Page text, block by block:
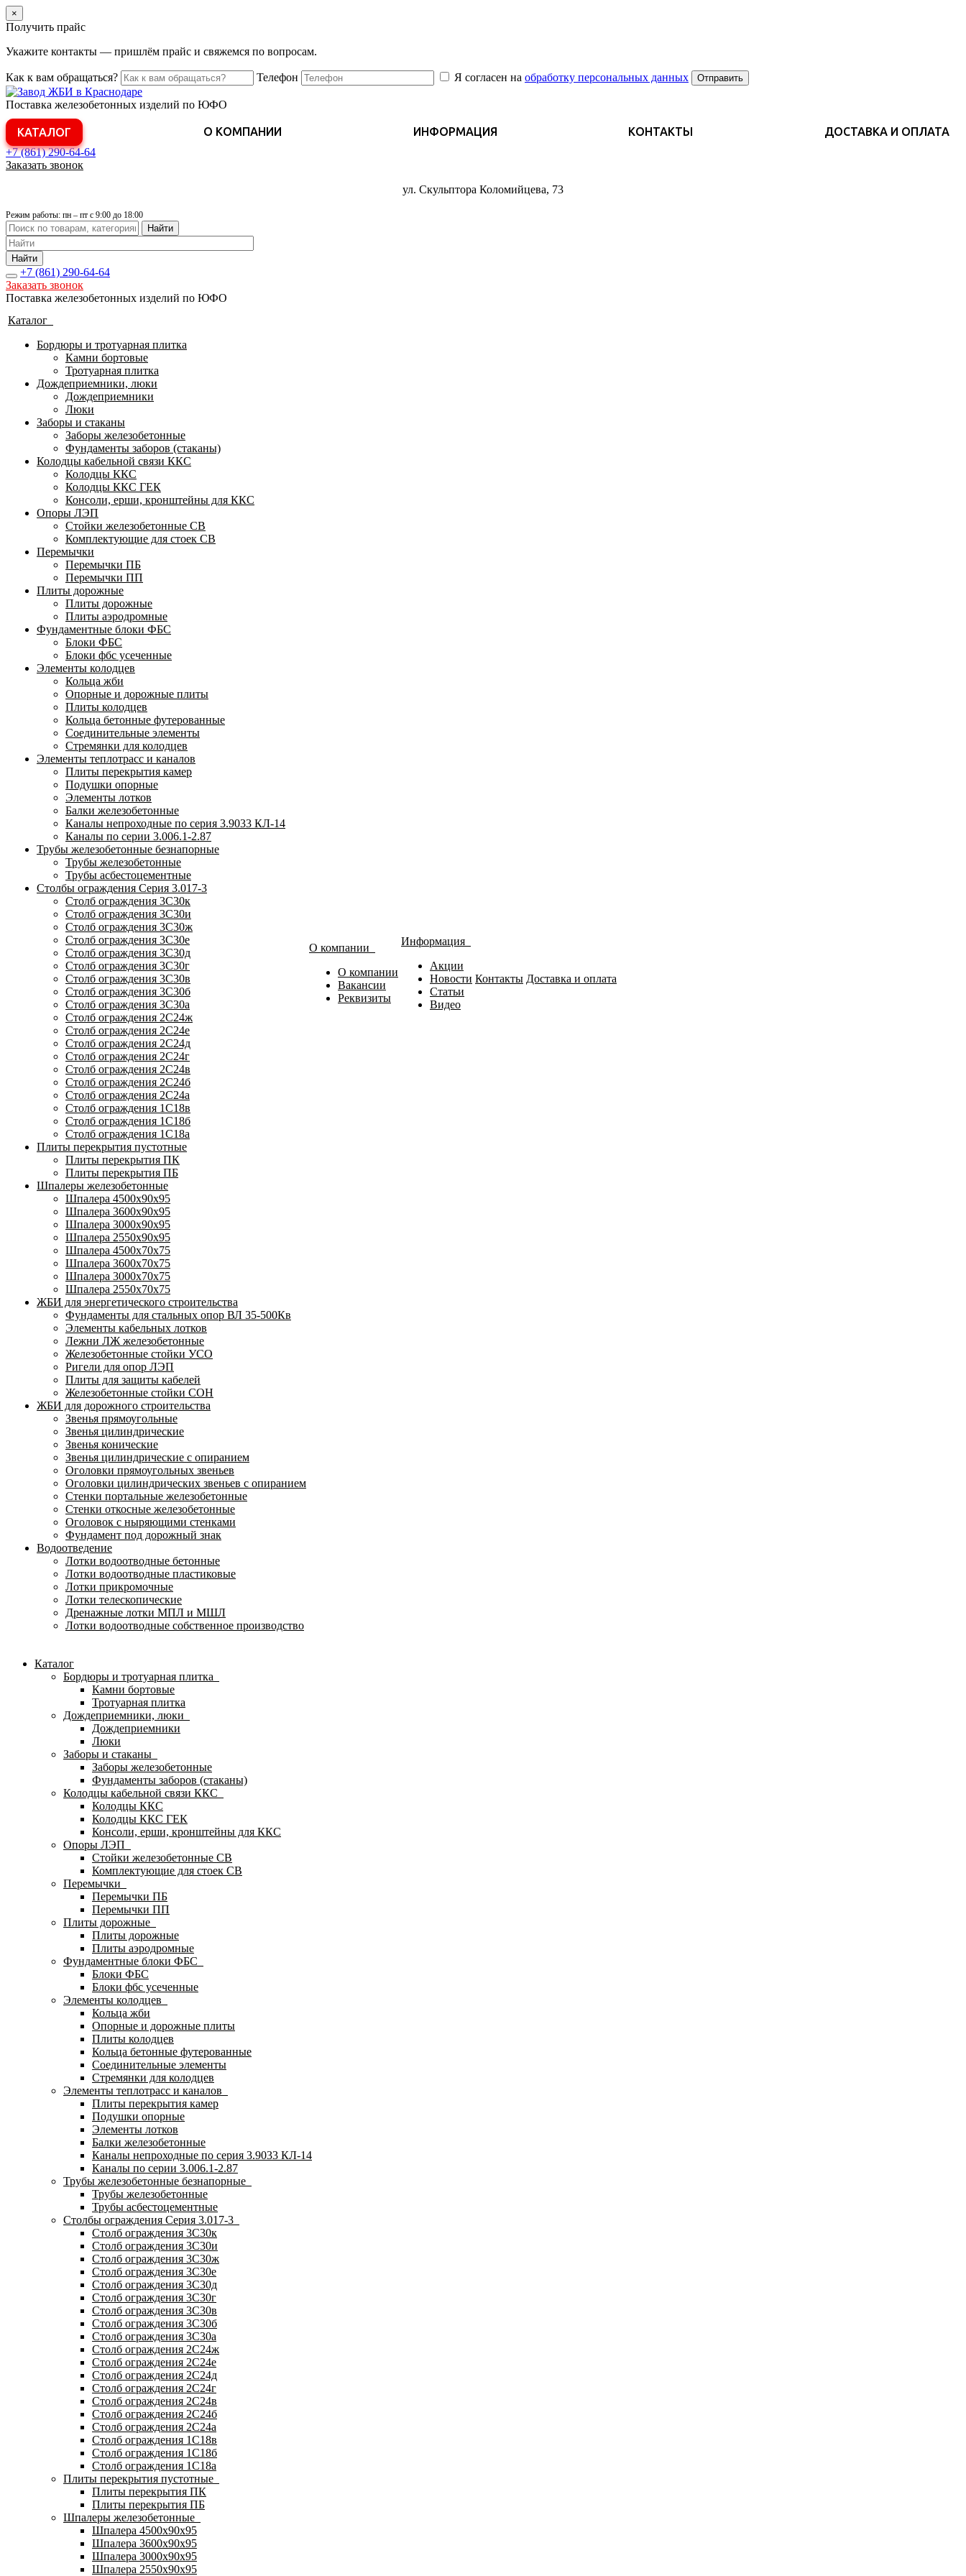
×
Получить прайс
Укажите контакты — пришлём прайс и свяжемся по вопросам.
Как к вам обращаться? Телефон Я согласен на обработку персональных данных Отправить
Поставка железобетонных изделий по ЮФО
КАТАЛОГ О КОМПАНИИ ИНФОРМАЦИЯ КОНТАКТЫ ДОСТАВКА И ОПЛАТА
+7 (861)290-64-64
Заказать звонок
ул. Скульптора Коломийцева, 73
Режим работы: пн – пт с 9:00 до 18:00
Найти
Найти
+7 (861) 290-64-64
Заказать звонок
Поставка железобетонных изделий по ЮФО
Каталог
Бордюры и тротуарная плитка
Камни бортовые
Тротуарная плитка
Дождеприемники, люки
Дождеприемники
Люки
Заборы и стаканы
Заборы железобетонные
Фундаменты заборов (стаканы)
Колодцы кабельной связи ККС
Колодцы ККС
Колодцы ККС ГЕК
Консоли, ерши, кронштейны для ККС
Опоры ЛЭП
Стойки железобетонные СВ
Комплектующие для стоек СВ
Перемычки
Перемычки ПБ
Перемычки ПП
Плиты дорожные
Плиты дорожные
Плиты аэродромные
Фундаментные блоки ФБС
Блоки ФБС
Блоки фбс усеченные
Элементы колодцев
Кольца жби
Опорные и дорожные плиты
Плиты колодцев
Кольца бетонные футерованные
Соединительные элементы
Стремянки для колодцев
Элементы теплотрасс и каналов
Плиты перекрытия камер
Подушки опорные
Элементы лотков
Балки железобетонные
Каналы непроходные по серия 3.9033 КЛ-14
Каналы по серии 3.006.1-2.87
Трубы железобетонные безнапорные
Трубы железобетонные
Трубы асбестоцементные
Столбы ограждения Серия 3.017-3
Столб ограждения 3С30к
Столб ограждения 3С30и
Столб ограждения 3С30ж
Столб ограждения 3С30е
Столб ограждения 3С30д
Столб ограждения 3С30г
Столб ограждения 3С30в
Столб ограждения 3С30б
Столб ограждения 3С30а
Столб ограждения 2С24ж
Столб ограждения 2С24е
Столб ограждения 2С24д
Столб ограждения 2С24г
Столб ограждения 2С24в
Столб ограждения 2С24б
Столб ограждения 2С24а
Столб ограждения 1С18в
Столб ограждения 1С18б
Столб ограждения 1С18а
Плиты перекрытия пустотные
Плиты перекрытия ПК
Плиты перекрытия ПБ
Шпалеры железобетонные
Шпалера 4500х90х95
Шпалера 3600х90х95
Шпалера 3000х90х95
Шпалера 2550х90х95
Шпалера 4500х70х75
Шпалера 3600х70х75
Шпалера 3000х70х75
Шпалера 2550х70х75
ЖБИ для энергетического строительства
Фундаменты для стальных опор ВЛ 35-500Кв
Элементы кабельных лотков
Лежни ЛЖ железобетонные
Железобетонные стойки УСО
Ригели для опор ЛЭП
Плиты для защиты кабелей
Железобетонные стойки СОН
ЖБИ для дорожного строительства
Звенья прямоугольные
Звенья цилиндрические
Звенья конические
Звенья цилиндрические с опиранием
Оголовки прямоугольных звеньев
Оголовки цилиндрических звеньев с опиранием
Стенки портальные железобетонные
Стенки откосные железобетонные
Оголовок с ныряющими стенками
Фундамент под дорожный знак
Водоотведение
Лотки водоотводные бетонные
Лотки водоотводные пластиковые
Лотки прикромочные
Лотки телескопические
Дренажные лотки МПЛ и МШЛ
Лотки водоотводные собственное производство
О компании
О компании
Вакансии
Реквизиты
Информация
Акции
Новости
Статьи
Видео
Контакты Доставка и оплата
Каталог
Бордюры и тротуарная плитка
Камни бортовые
Тротуарная плитка
Дождеприемники, люки
Дождеприемники
Люки
Заборы и стаканы
Заборы железобетонные
Фундаменты заборов (стаканы)
Колодцы кабельной связи ККС
Колодцы ККС
Колодцы ККС ГЕК
Консоли, ерши, кронштейны для ККС
Опоры ЛЭП
Стойки железобетонные СВ
Комплектующие для стоек СВ
Перемычки
Перемычки ПБ
Перемычки ПП
Плиты дорожные
Плиты дорожные
Плиты аэродромные
Фундаментные блоки ФБС
Блоки ФБС
Блоки фбс усеченные
Элементы колодцев
Кольца жби
Опорные и дорожные плиты
Плиты колодцев
Кольца бетонные футерованные
Соединительные элементы
Стремянки для колодцев
Элементы теплотрасс и каналов
Плиты перекрытия камер
Подушки опорные
Элементы лотков
Балки железобетонные
Каналы непроходные по серия 3.9033 КЛ-14
Каналы по серии 3.006.1-2.87
Трубы железобетонные безнапорные
Трубы железобетонные
Трубы асбестоцементные
Столбы ограждения Серия 3.017-3
Столб ограждения 3С30к
Столб ограждения 3С30и
Столб ограждения 3С30ж
Столб ограждения 3С30е
Столб ограждения 3С30д
Столб ограждения 3С30г
Столб ограждения 3С30в
Столб ограждения 3С30б
Столб ограждения 3С30а
Столб ограждения 2С24ж
Столб ограждения 2С24е
Столб ограждения 2С24д
Столб ограждения 2С24г
Столб ограждения 2С24в
Столб ограждения 2С24б
Столб ограждения 2С24а
Столб ограждения 1С18в
Столб ограждения 1С18б
Столб ограждения 1С18а
Плиты перекрытия пустотные
Плиты перекрытия ПК
Плиты перекрытия ПБ
Шпалеры железобетонные
Шпалера 4500х90х95
Шпалера 3600х90х95
Шпалера 3000х90х95
Шпалера 2550х90х95